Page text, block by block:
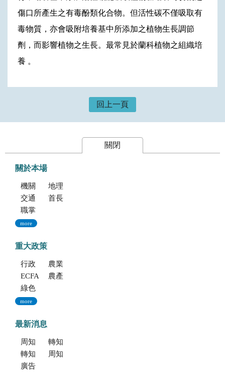
傷口所產生之有毒酚類化合物。但活性碳不僅吸取有
毒物質，亦會吸附培養基中所添加之植物生長調節
劑，而影響植物之生長。最常見於蘭科植物之組織培
養 。
回上一頁
關閉
關於本場
機關簡介
地理位置及農業環境
交通指南
首長專區
職掌與組織編制
more
重大政策
行政院重大政策(連結至行政院)
農業部重大政策(連結至農業部)
ECFA專區
農產業保險(連結至農糧署)
綠色環境給付計畫(連結至農糧署)
more
最新消息
周知文化部「2027年文化部百大文化基地徵選獎勵簡章」，歡迎踴躍參加。
轉知考選部「115年建築師、技師、大地工程技師（第二階段考試）、 不動產經紀人、記帳士考試」報名訊息
轉知海洋委員會海洋保育署「2026海洋保育創意短影音競賽」活動資訊
周知文化部文化資產局訂於115年9月19日至20日辦理「2026年全國古蹟日活動」
廣告文宣「116年度軍公教員工待遇提升方案」政策圖文說明